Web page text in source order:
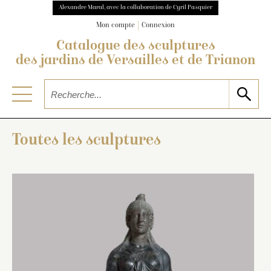
Alexandre Maral, avec la collaboration de Cyril Pasquier
Mon compte Connexion
Catalogue des sculptures
des jardins de Versailles et de Trianon
Toutes les sculptures